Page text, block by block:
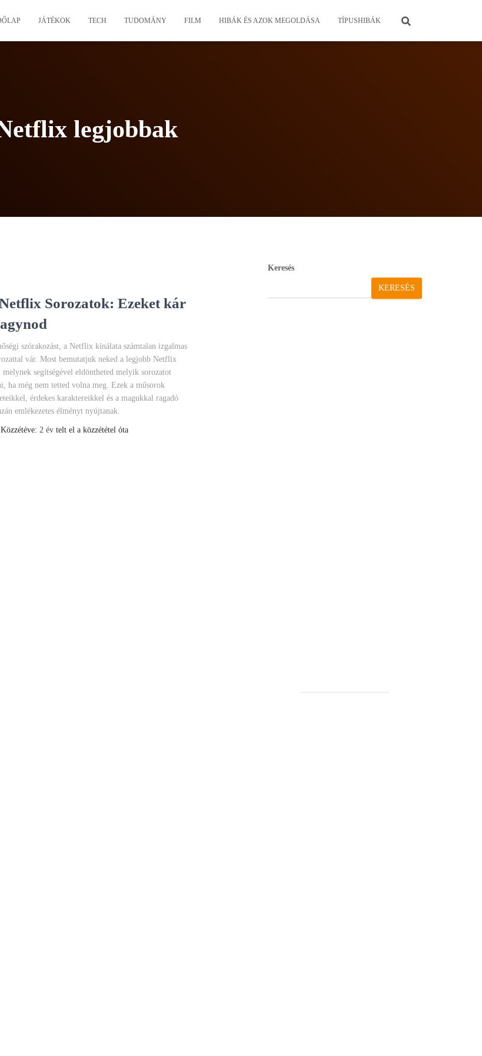
JÁTÉKOK TECH TUDOMÁNY FILM HIBÁK ÉS AZOK MEGOLDÁSA TÍPUSHIBÁK
legjobbak
Sorozatok: Ezeket kár
szórakozást, a Netflix kínálata számtalan izgalmas
vár. Most bemutatjuk neked a legjobb Netflix
segítségével eldöntheted melyik sorozatot
ha még nem tetted volna meg. Ezek a műsorok
érdekes karaktereikkel és a magukkal ragadó
emlékezetes élményt nyújtanak.
Közzétéve: 2 év telt el a közzététel óta
Keresés
KERESÉS